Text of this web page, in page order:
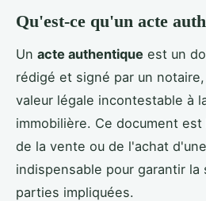
Qu'est-ce qu'un acte
Un acte authentique est un
rédigé et signé par un
valeur légale incontestable à
immobilière. Ce document
de la vente ou de l'achat
indispensable pour garantir la
parties impliquées.